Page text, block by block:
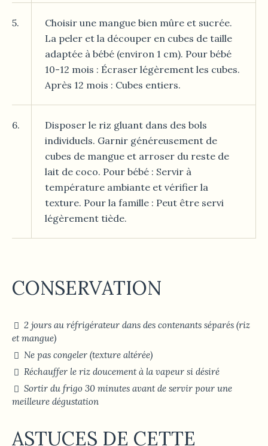
5.
Choisir une mangue bien mûre et sucrée.
La peler et la découper en cubes de taille
adaptée à bébé (environ 1 cm). Pour bébé
10-12 mois : Écraser légèrement les cubes.
Après 12 mois : Cubes entiers.
6.
Disposer le riz gluant dans des bols
individuels. Garnir généreusement de
cubes de mangue et arroser du reste de
lait de coco. Pour bébé : Servir à
température ambiante et vérifier la
texture. Pour la famille : Peut être servi
légèrement tiède.
CONSERVATION
2 jours au réfrigérateur dans des contenants séparés (riz
et mangue)
Ne pas congeler (texture altérée)
Réchauffer le riz doucement à la vapeur si désiré
Sortir du frigo 30 minutes avant de servir pour une
meilleure dégustation
ASTUCES DE CETTE